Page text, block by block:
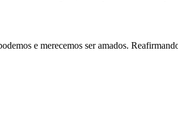
e merecemos ser amados.